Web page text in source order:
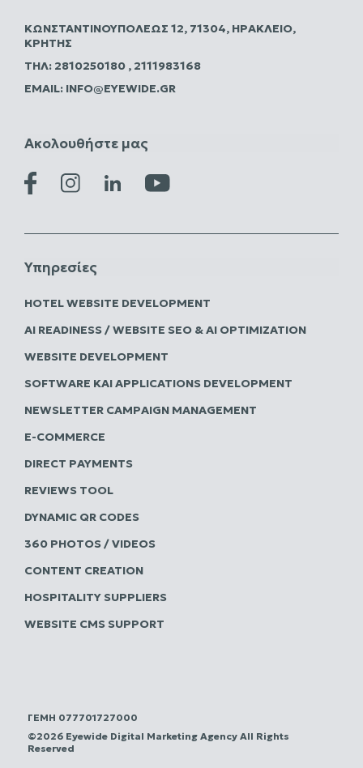
ΚΩΝΣΤΑΝΤΙΝΟΥΠΌΛΕΩΣ 12, 71304, ΗΡΆΚΛΕΙΟ,
ΚΡΉΤΗΣ
ΤΗΛ: 2810250180 , 2111983168
EMAIL: INFO@EYEWIDE.GR
Ακολουθήστε μας
Υπηρεσίες
HOTEL WEBSITE DEVELOPMENT
AI READINESS / WEBSITE SEO & AI OPTIMIZATION
WEBSITE DEVELOPMENT
SOFTWARE ΚΑΙ APPLICATIONS DEVELOPMENT
NEWSLETTER CAMPAIGN MANAGEMENT
E-COMMERCE
DIRECT PAYMENTS
REVIEWS TOOL
DYNAMIC QR CODES
360 PHOTOS / VIDEOS
CONTENT CREATION
HOSPITALITY SUPPLIERS
WEBSITE CMS SUPPORT
ΓΕΜΗ 077701727000
©2026 Eyewide Digital Marketing Agency All Rights
Reserved